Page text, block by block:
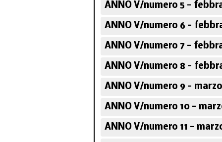
ANNO V/numero 5 -
ANNO V/numero 6 -
ANNO V/numero 7 -
ANNO V/numero 8 -
ANNO V/numero 9 -
ANNO V/numero 10 -
ANNO V/numero 11 -